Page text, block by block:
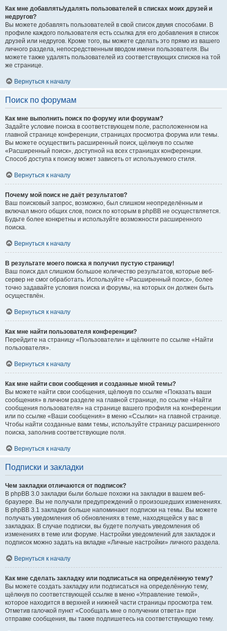
Как мне добавлять/удалять пользователей в списках моих друзей и
недругов?
Вы можете добавлять пользователей в свой список двумя способами. В
профиле каждого пользователя есть ссылка для его добавления в список
друзей или недругов. Кроме того, вы можете сделать это прямо из вашего
личного раздела, непосредственным вводом имени пользователя. Вы
можете также удалять пользователей из соответствующих списков на той
же странице.
Вернуться к началу
Поиск по форумам
Как мне выполнить поиск по форуму или форумам?
Задайте условие поиска в соответствующем поле, расположенном на
главной странице конференции, страницах просмотра форума или темы.
Вы можете осуществить расширенный поиск, щёлкнув по ссылке
«Расширенный поиск», доступной на всех страницах конференции.
Способ доступа к поиску может зависеть от используемого стиля.
Вернуться к началу
Почему мой поиск не даёт результатов?
Ваш поисковый запрос, возможно, был слишком неопределённым и
включал много общих слов, поиск по которым в phpBB не осуществляется.
Будьте более конкретны и используйте возможности расширенного
поиска.
Вернуться к началу
В результате моего поиска я получил пустую страницу!
Ваш поиск дал слишком большое количество результатов, которые веб-
сервер не смог обработать. Используйте «Расширенный поиск», более
точно задавайте условия поиска и форумы, на которых он должен быть
осуществлён.
Вернуться к началу
Как мне найти пользователя конференции?
Перейдите на страницу «Пользователи» и щёлкните по ссылке «Найти
пользователя».
Вернуться к началу
Как мне найти свои сообщения и созданные мной темы?
Вы можете найти свои сообщения, щёлкнув по ссылке «Показать ваши
сообщения» в личном разделе на главной странице, по ссылке «Найти
сообщения пользователя» на странице вашего профиля на конференции
или по ссылке «Ваши сообщения» в меню «Ссылки» на главной странице.
Чтобы найти созданные вами темы, используйте страницу расширенного
поиска, заполнив соответствующие поля.
Вернуться к началу
Подписки и закладки
Чем закладки отличаются от подписок?
В phpBB 3.0 закладки были больше похожи на закладки в вашем веб-
браузере. Вы не получали предупреждений о произошедших изменениях.
В phpBB 3.1 закладки больше напоминают подписки на темы. Вы можете
получать уведомления об обновлениях в теме, находящейся у вас в
закладках. В случае подписки, вы будете получать уведомления об
изменениях в теме или форуме. Настройки уведомлений для закладок и
подписок можно задать на вкладке «Личные настройки» личного раздела.
Вернуться к началу
Как мне сделать закладку или подписаться на определённую тему?
Вы можете создать закладку или подписаться на определённую тему,
щёлкнув по соответствующей ссылке в меню «Управление темой»,
которое находится в верхней и нижней части страницы просмотра тем.
Отметив галочкой пункт «Сообщать мне о получении ответа» при
отправке сообщения, вы также подпишетесь на соответствующую тему.